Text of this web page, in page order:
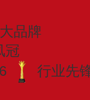
品牌
冠
行业先